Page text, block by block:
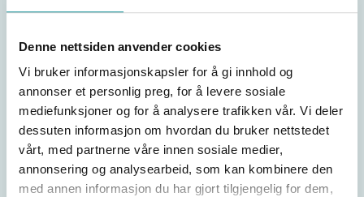
Denne nettsiden anvender cookies
Vi bruker informasjonskapsler for å gi innhold og
annonser et personlig preg, for å levere sosiale
mediefunksjoner og for å analysere trafikken vår. Vi deler
dessuten informasjon om hvordan du bruker nettstedet
vårt, med partnerne våre innen sosiale medier,
annonsering og analysearbeid, som kan kombinere den
med annen informasjon du har gjort tilgjengelig for dem,
Høsten 2026 arrangerer vi to Trener 1-kurs i Oslo
med gode muligheter for reisestøtte.
Les flere nyheter